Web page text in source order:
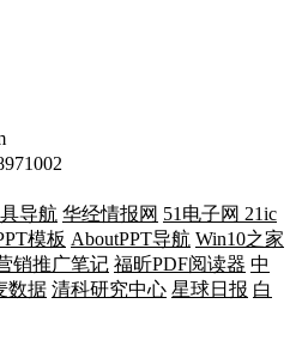
导航 华经情报网 51电子网 21ic
模板 AboutPPT导航 Win10之家
销推广笔记 福昕PDF阅读器 中
数据 清科研究中心 星球日报 白